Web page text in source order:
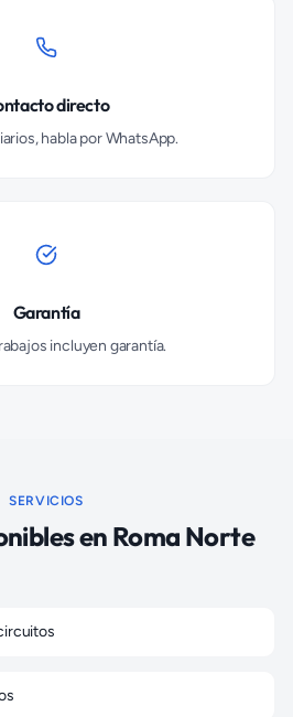
directo
habla por WhatsApp.
Garantía
incluyen garantía.
SERVICIOS
en Roma Norte